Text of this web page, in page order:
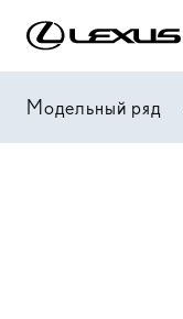
Модельный ряд